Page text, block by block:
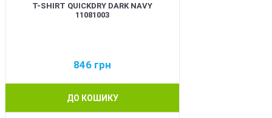
T-SHIRT QUICKDRY DARK NAVY
11081003
846 грн
ДО КОШИКУ